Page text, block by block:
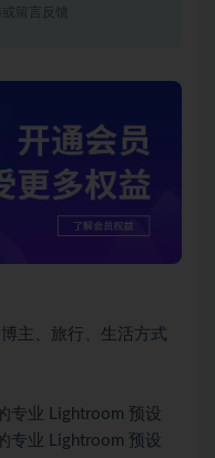
留言反馈
主、旅行、生活方式
专业 Lightroom 预设
专业 Lightroom 预设